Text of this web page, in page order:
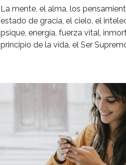
La mente, el alma, los
estado de gracia, el cielo, el
psique, energía, fuerza vital,
principio de la vida, el Ser